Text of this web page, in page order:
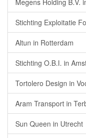
Megens Holding B.V.
Stichting Exploitatie
Altun in Rotterdam
Stichting O.B.I. in
Tortolero Design in
Aram Transport in
Sun Queen in Utrecht